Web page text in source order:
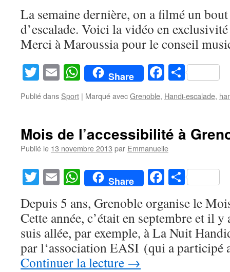
La semaine dernière, on a filmé un bout
d’escalade. Voici la vidéo en
Merci à Maroussia pour le conseil
Twitter
EmailWhatsApp
Share Facebook
Publié dans Sport | Marqué avecGrenoble, Handi-escalade,
Mois de l’accessibilité à
Publié le 13 novembre 2013 par Emmanuelle
Twitter
EmailWhatsApp
Share Facebook
Depuis 5 ans, Grenoble organise le
Cette année, c’était en septembre et il y
suis allée, par exemple, à La Nuit
par l‘association EASI (qui a
Continuer la lecture →